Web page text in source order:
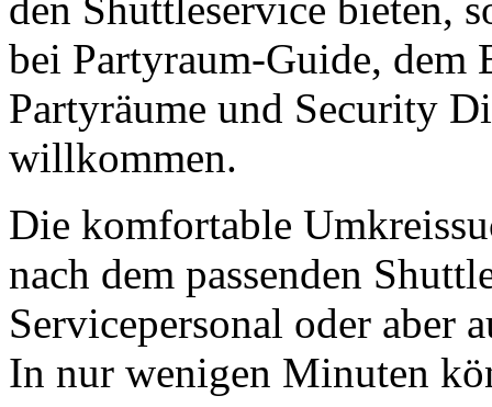
bei Partyraum-Guide, dem
Partyräume und Security
willkommen.
Die komfortable
nach dem passenden
Servicepersonal oder aber
In nur wenigen Minuten